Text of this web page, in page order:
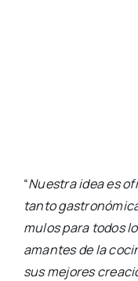
“Nues­tra idea es
tan­to
mu­los para todos
aman­tes de la
sus mejo­res